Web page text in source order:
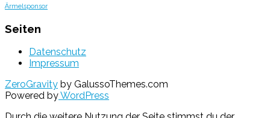
Ärmelsponsor
Seiten
Datenschutz
Impressum
ZeroGravity by GalussoThemes.com
Powered byWordPress